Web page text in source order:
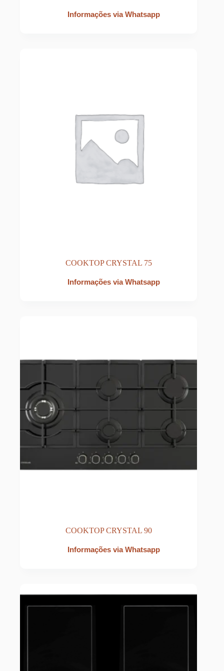
Informações via Whatsapp
COOKTOP CRYSTAL 75
Informações via Whatsapp
COOKTOP CRYSTAL 90
Informações via Whatsapp